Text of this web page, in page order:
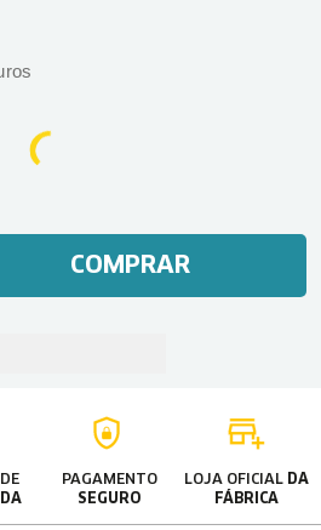
COMPRAR
PAGAMENTO
SEGURO
LOJA OFICIAL DA
FÁBRICA